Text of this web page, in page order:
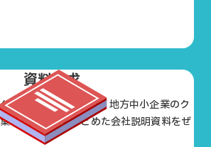
資料請求
ウンロードできます。地方中小企業のク
や支援実績をまとめた会社説明資料をぜ